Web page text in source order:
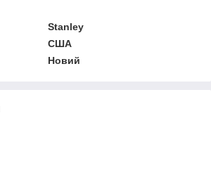
Stanley
США
Новий